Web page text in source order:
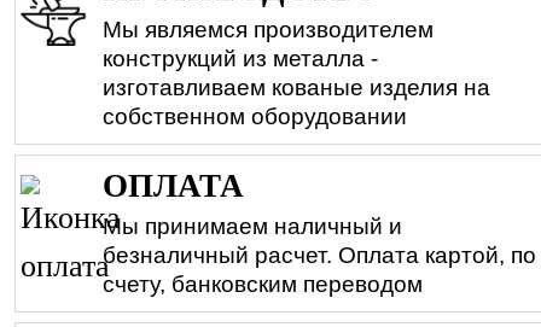
Мы являемся производителем
конструкций из металла -
изготавливаем кованые изделия на
собственном оборудовании
ОПЛАТА
Мы принимаем наличный и
безналичный расчет. Оплата картой, по
счету, банковским переводом